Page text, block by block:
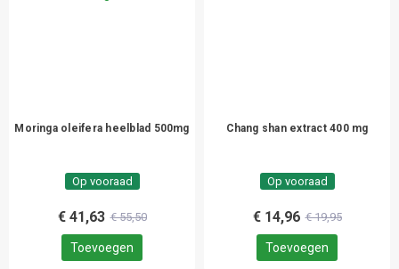
Moringa oleifera heelblad 500mg
Op vooraad
€ 41,63 € 55,50
Toevoegen
Chang shan extract 400 mg
Op vooraad
€ 14,96 € 19,95
Toevoegen